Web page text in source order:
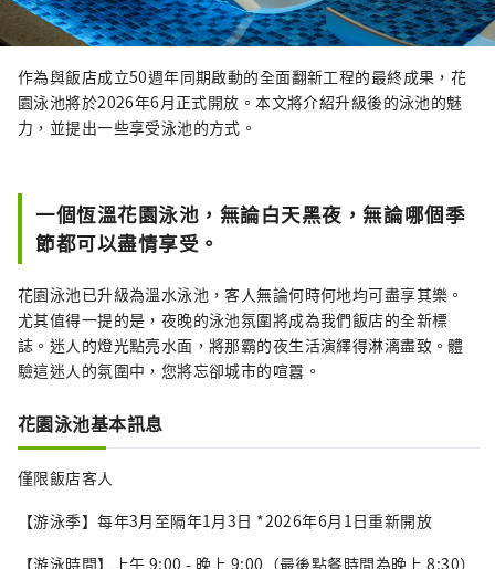
作為與飯店成立50週年同期啟動的全面翻新工程的最終成果，花
園泳池將於2026年6月正式開放。本文將介紹升級後的泳池的魅
力，並提出一些享受泳池的方式。
一個恆溫花園泳池，無論白天黑夜，無論哪個季
節都可以盡情享受。
花園泳池已升級為溫水泳池，客人無論何時何地均可盡享其樂。
尤其值得一提的是，夜晚的泳池氛圍將成為我們飯店的全新標
誌。迷人的燈光點亮水面，將那霸的夜生活演繹得淋漓盡致。體
驗這迷人的氛圍中，您將忘卻城市的喧囂。
花園泳池基本訊息
僅限飯店客人
【游泳季】每年3月至隔年1月3日 *2026年6月1日重新開放
【游泳時間】上午 9:00 - 晚上 9:00（最後點餐時間為晚上 8:30）